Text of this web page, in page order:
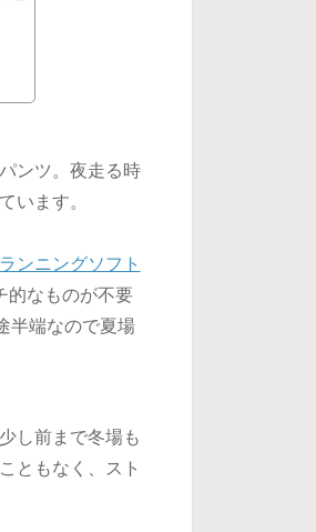
ンツ。夜走る時
います。
ランニングソフト
的なものが不要
半端なので夏場
し前まで冬場も
ともなく、スト